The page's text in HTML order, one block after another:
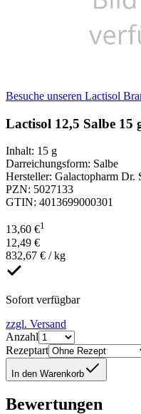
Besuche unseren Lactisol
Lactisol 12,5 Salbe 15
Inhalt: 15 g
Darreichungsform: Salbe
Hersteller: Galactopharm Dr.
PZN: 5027133
GTIN: 4013699000301
13,60 €1
12,49 €
832,67 € / kg
Sofort verfügbar
zzgl. Versand
Anzahl
Rezeptart
In den Warenkorb
Bewertungen